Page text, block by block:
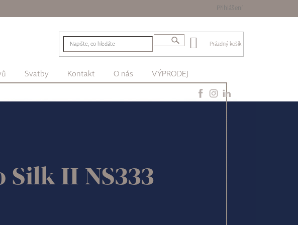
Přihlášení
Prázdný košík
Svatby Kontakt O nás VÝPRODEJ
Silk II NS333